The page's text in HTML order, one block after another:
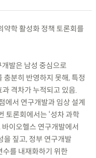
약학 활성화 정책 토론회를
발은 남성 중심으로
충분히 반영하지 못해, 특정
격차가 누적되고 있음.
에서 연구개발과 임상 설계
토론회에서는 ‘성차 과학
이오헬스 연구개발에서
을 짚고, 정부 연구개발
수를 내재화하기 위한